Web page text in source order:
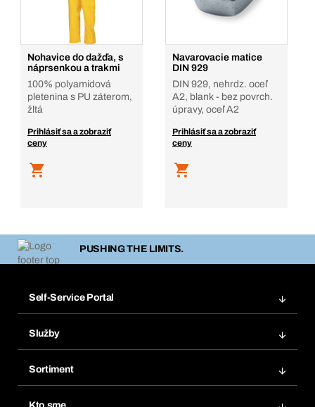
Nohavice do dažďa, s
náprsenkou a trakmi
100% polyamidová
pletenina s PU záterom,
žltá
Prihlásiť sa a zobraziť
ceny
Navarovacie matice
DIN 929
DIN 929, nehrdz. oceľ
A2, blank - bez povrch.
úpravy, oceľ A2
Prihlásiť sa a zobraziť
ceny
PUSHING THE LIMITS.
Self-Service Portal
Obľúbené
Opakované objednávky
Služby
Chemická databáza
Sortiment